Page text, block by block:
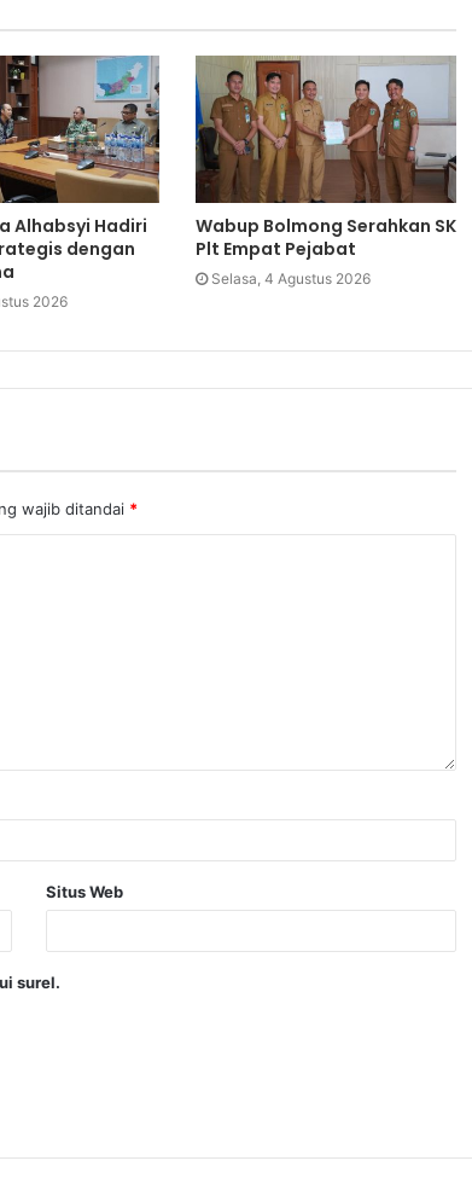
Alhabsyi Hadiri
dengan
2026
Wabup Bolmong Serahkan SK
Plt Empat Pejabat
Selasa, 4 Agustus 2026
wajib ditandai *
Situs Web
surel.